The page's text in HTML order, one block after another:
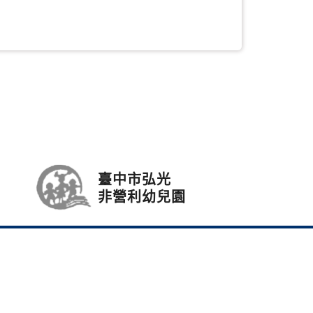
臺中市弘光
非營利幼兒園